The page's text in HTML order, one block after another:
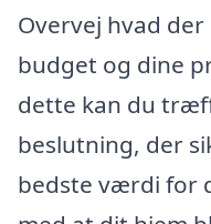
Overvej hvad
budget og dine
dette kan du
beslutning, der
bedste værdi for